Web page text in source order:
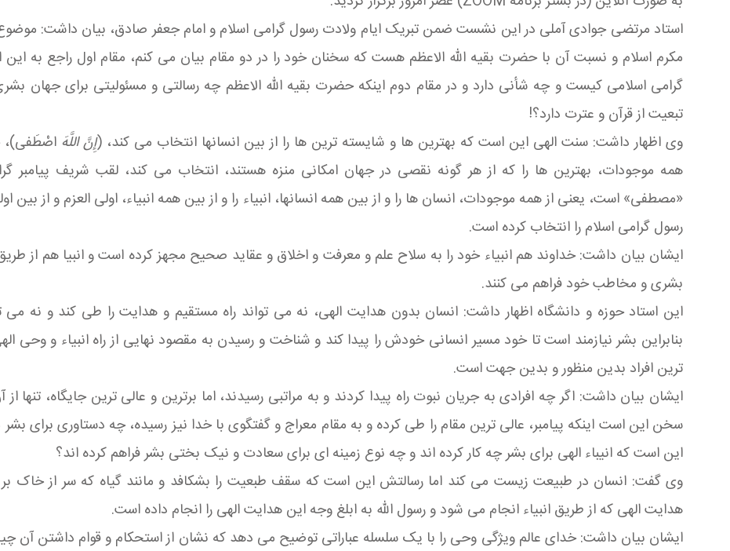
استاد مرتضی جوادی آملی در این نشست ضمن تبریک ایام ولادت رسول گرامی اسلام و امام جعفر صادق، بیان داشت:
مکرم اسلام و نسبت آن با حضرت بقیه الله الاعظم هست که سخنان خود را در دو مقام بیان می کنم، مقام اول راجع به این
گرامی اسلامی کیست و چه شأنی دارد و در مقام دوم اینکه حضرت بقیه الله الاعظم چه رسالتی و مسئولیتی برای جهان
تبعیت از قرآن و عترت دارد؟!
وی اظهار داشت: سنت الهی این است که بهترین ها و شایسته ترین ها را از بین انسانها انتخاب می کند، (إِنَّ اللَّهَ اصْطَفى‌)،
همه موجودات، بهترین ها را که از هر گونه نقصی در جهان امکانی منزه هستند، انتخاب می کند، لقب شریف پیامبر
«مصطفی» است، یعنی از همه موجودات، انسان ها را و از بین همه انسانها، انبیاء را و از بین همه انبیاء، اولی العزم و از بین
رسول گرامی اسلام را انتخاب کرده است.
ایشان بیان داشت: خداوند هم انبیاء خود را به سلاح علم و معرفت و اخلاق و عقاید صحیح مجهز کرده است و انبیا هم از
بشری و مخاطب خود فراهم می کنند.
این استاد حوزه و دانشگاه اظهار داشت: انسان بدون هدایت الهی، نه می تواند راه مستقیم و هدایت را طی کند و نه
بنابراین بشر نیازمند است تا خود مسیر انسانی خودش را پیدا کند و شناخت و رسیدن به مقصود نهایی از راه انبیاء و
ترین افراد بدین منظور و بدین جهت است.
ایشان بیان داشت: اگر چه افرادی به جریان نبوت راه پیدا کردند و به مراتبی رسیدند، اما برترین و عالی ترین جایگاه،
سخن این است اینکه پیامبر، عالی ترین مقام را طی کرده و به مقام معراج و گفتگوی با خدا نیز رسیده، چه دستاوری
این است که انیباء الهی برای بشر چه کار کرده اند و چه نوع زمینه ای برای سعادت و نیک بختی بشر فراهم کرده اند؟
وی گفت: انسان در طبیعت زیست می کند اما رسالتش این است که سقف طبعیت را بشکافد و مانند گیاه که سر از خاک بر
هدایت الهی که از طریق انبیاء انجام می شود و رسول الله به ابلغ وجه این هدایت الهی را انجام داده است.
ایشان بیان داشت: خدای عالم ویژگی وحی را با یک سلسله عباراتی توضیح می دهد که نشان از استحکام و قوام داشتن آن